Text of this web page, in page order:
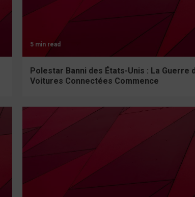
5 min read
Polestar Banni des États-Unis : La Guerre
Voitures Connectées Commence